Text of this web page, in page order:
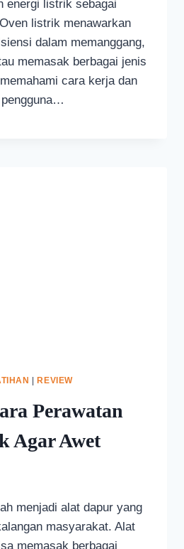
energi listrik sebagai
listrik menawarkan
dalam memanggang,
memasak berbagai jenis
cara kerja dan
REVIEW
Perawatan
Agar Awet
menjadi alat dapur yang
masyarakat. Alat
memasak berbagai